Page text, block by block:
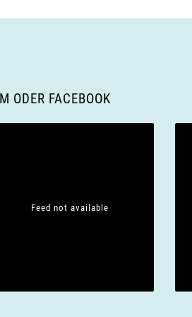
ODER FACEBOOK
Feed not available